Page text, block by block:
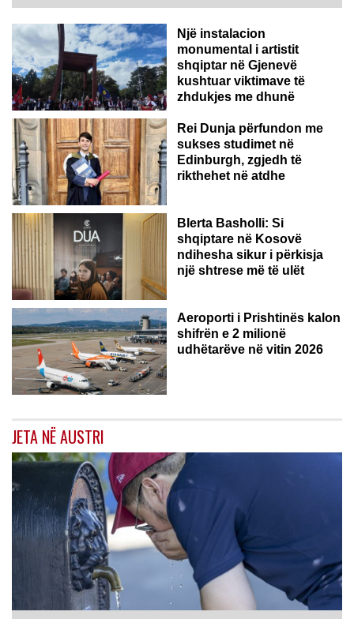
Një instalacion
monumental i artistit
shqiptar në Gjenevë
kushtuar viktimave të
zhdukjes me dhunë
Rei Dunja përfundon me
sukses studimet në
Edinburgh, zgjedh të
rikthehet në atdhe
Blerta Basholli: Si
shqiptare në Kosovë
ndihesha sikur i përkisja
një shtrese më të ulët
Aeroporti i Prishtinës kalon
shifrën e 2 milionë
udhëtarëve në vitin 2026
JETA NË AUSTRI